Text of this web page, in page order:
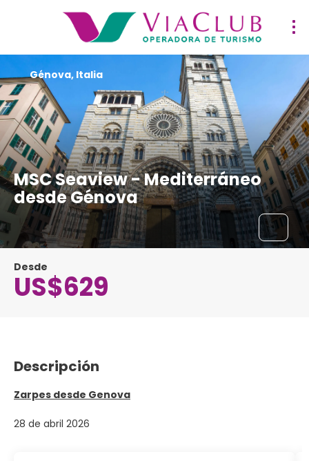
MSC Seaview - Mediterráneo
desde Génova
Génova, Italia
Desde
US$629
Descripción
Zarpes desde Genova
28 de abril 2026